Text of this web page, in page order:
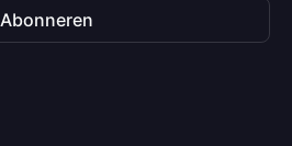
Abonneren